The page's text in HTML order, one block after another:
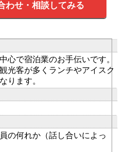
わせ・相談してみる
心で宿泊業のお手伝いです。
光客が多くランチやアイスク
ります。
の何れか（話し合いによっ